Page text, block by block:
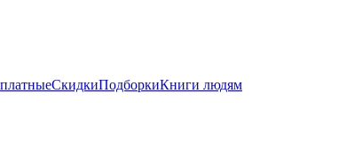
СкидкиПодборкиКниги людям